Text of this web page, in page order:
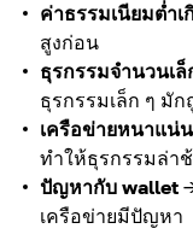
ค่าธรรมเนียมต่ำเ
สูงก่อน
ธุรกรรมจำนวนเ
ธุรกรรมเล็ก ๆ มัก
เครือข่ายหนาแน่น
ทำให้ธุรกรรมล่า
ปัญหากับ wallet
เครือข่ายมีปัญหา